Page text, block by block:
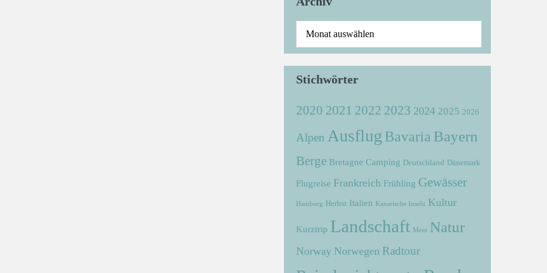
Stichwörter
2020 2021 2022 2023 2024 2025 2026
Alpen Ausflug Bavaria Bayern
Berge Bretagne Camping Deutschland Dänemark
Flugreise Frankreich Frühling Gewässer
Hamburg Herbst Italien Kanarische Inseln Kultur
Kurztrip Landschaft Meer Natur
Norway Norwegen Radtour